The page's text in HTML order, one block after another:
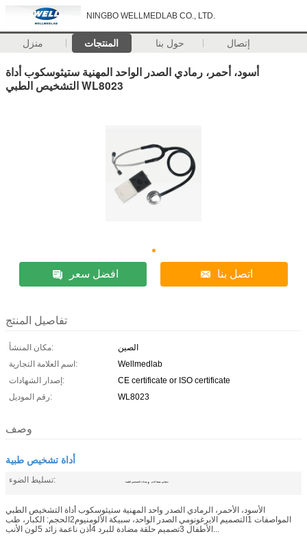
NINGBO WELLMEDLAB CO., LTD.
منزل المنتجات حول بنا إتصال
أسود، أحمر، رمادي الصدر الواحد المهنية ستيثوسكوب أداة
التشخيص الطبي WL8023
افضل سعر اتصل بنا
تفاصيل المنتج
مكان المنشأ:
الصين
اسم العلامة التجارية:
Wellmedlab
إصدار الشهادات:
CE certificate or ISO certificate
رقم الموديل:
WL8023
وصف
أداة تشخيص طبية
تسليط الضوء: معدات التشخيص الطبية , مقياس ضغط الدم
الأسود، الأحمر، الرمادي الصدر واحد المهنية ستيثوسكوب أداة التشخيص الطبي
المواصفات 1التصميم الايرغونومي الصدر الواحد، سبيكة الألومنيوم2الحجم: الكبار، طب
الأطفال 3تصميم حلقة مضادة للبرد 4أذن ناعمة زائد 5لون الأنب...